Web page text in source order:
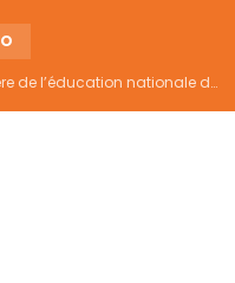
Rentrée scolaire 2026-2027 : Le ministère de l’éducation nationale dément tout report et maintient la date du 14 septembre